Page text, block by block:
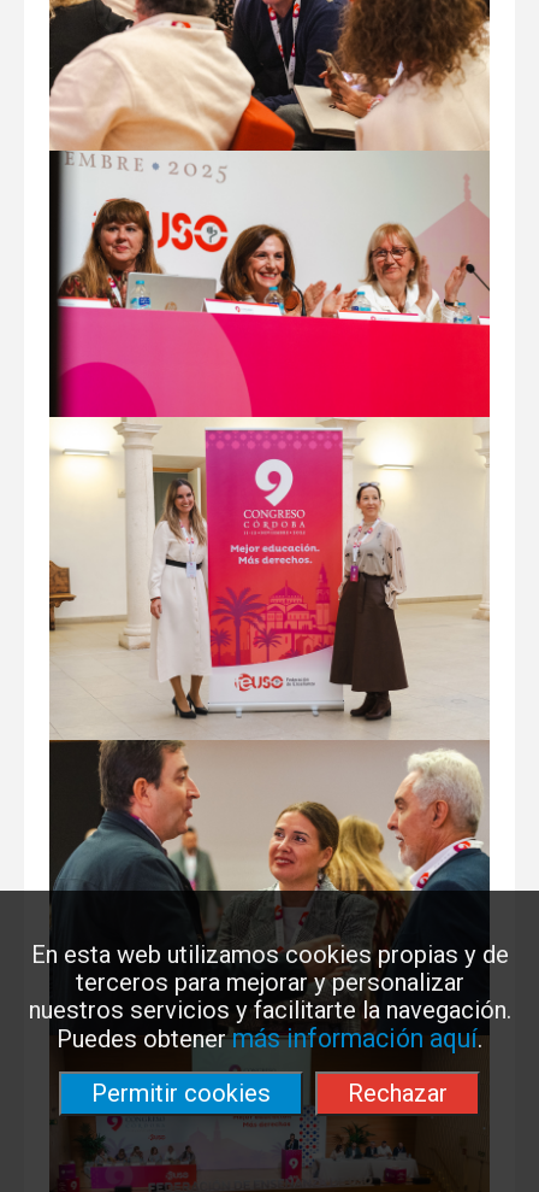
En esta web utilizamos cookies propias y de
terceros para mejorar y personalizar
nuestros servicios y facilitarte la navegación.
Puedes obtenermás información aquí.
Permitir cookies
Rechazar